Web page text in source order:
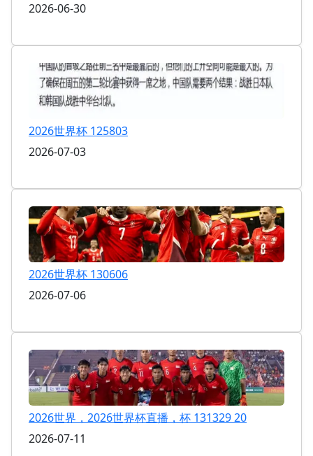
2026-06-30
2026世界杯 125803
2026-07-03
2026世界杯 130606
2026-07-06
2026世界，2026世界杯直播，杯 131329 20
2026-07-11